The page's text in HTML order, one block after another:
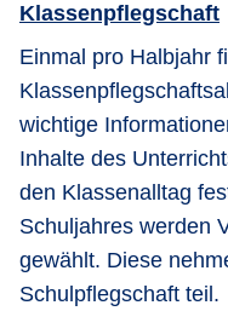
Klassenpflegschaft
Einmal pro Halbjahr
wichtige
Inhalte des
den Klassenalltag
Schuljahres werden
gewählt. Diese
Schulpflegschaft teil.